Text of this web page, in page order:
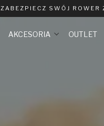
ZABEZPIECZ SWÓJ ROWER
AKCESORIA OUTLET